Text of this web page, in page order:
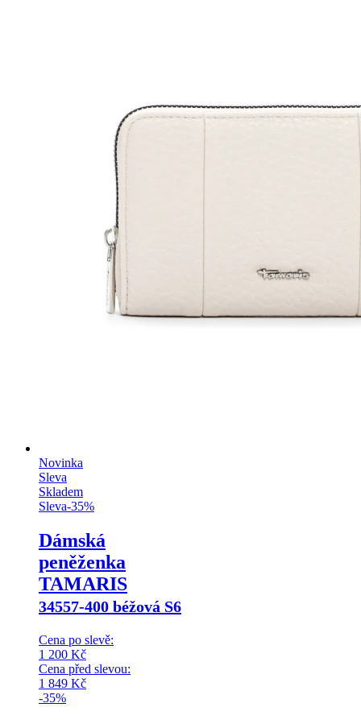
Novinka
Sleva
Skladem
Sleva-35%
Dámská
peněženka
TAMARIS
34557-400 béžová S6
Cena po slevě:
1 200 Kč
Cena před slevou:
1 849 Kč
-35%